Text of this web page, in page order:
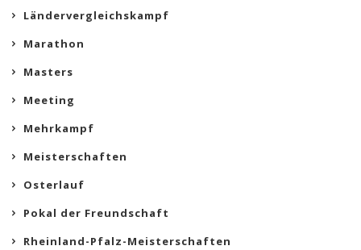
Ländervergleichskampf
Marathon
Masters
Meeting
Mehrkampf
Meisterschaften
Osterlauf
Pokal der Freundschaft
Rheinland-Pfalz-Meisterschaften